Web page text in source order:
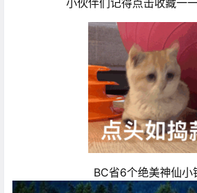
小伙伴们记得点击收藏一
BC省6个绝美神仙小